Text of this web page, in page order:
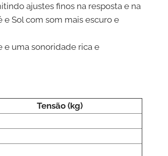
ajustes finos na resposta e na
e Sol com som mais escuro e
e uma sonoridade rica e
Tensão (kg)